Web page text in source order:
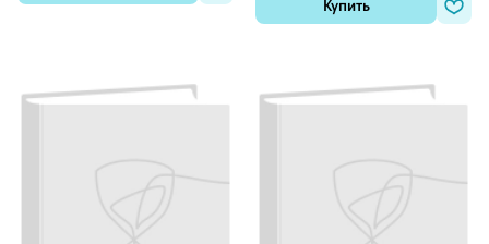
Купить